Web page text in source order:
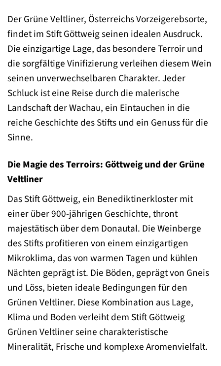
Der Grüne Veltliner, Österreichs Vorzeigerebsorte,
findet im Stift Göttweig seinen idealen Ausdruck.
Die einzigartige Lage, das besondere Terroir und
die sorgfältige Vinifizierung verleihen diesem Wein
seinen unverwechselbaren Charakter. Jeder
Schluck ist eine Reise durch die malerische
Landschaft der Wachau, ein Eintauchen in die
reiche Geschichte des Stifts und ein Genuss für die
Sinne.
Die Magie des Terroirs: Göttweig und der Grüne
Veltliner
Das Stift Göttweig, ein Benediktinerkloster mit
einer über 900-jährigen Geschichte, thront
majestätisch über dem Donautal. Die Weinberge
des Stifts profitieren von einem einzigartigen
Mikroklima, das von warmen Tagen und kühlen
Nächten geprägt ist. Die Böden, geprägt von Gneis
und Löss, bieten ideale Bedingungen für den
Grünen Veltliner. Diese Kombination aus Lage,
Klima und Boden verleiht dem Stift Göttweig
Grünen Veltliner seine charakteristische
Mineralität, Frische und komplexe Aromenvielfalt.